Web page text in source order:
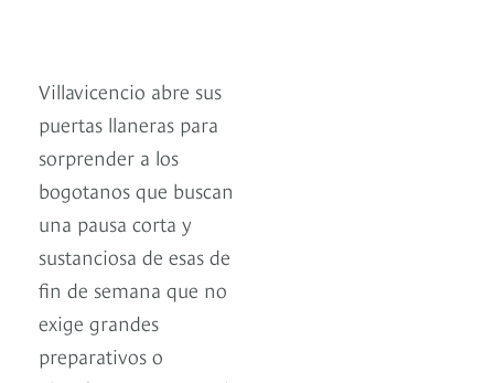
Villavicencio abre sus
puertas llaneras para
sorprender a los
bogotanos que buscan
una pausa corta y
sustanciosa de esas de
fin de semana que no
exige grandes
preparativos o